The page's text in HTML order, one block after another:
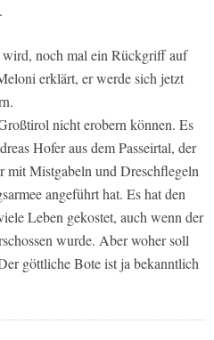
noch mal ein Rückgriff auf
erklärt, er werde sich jetzt
nicht erobern können. Es
Hofer aus dem Passeirtal, der
mit Mistgabeln und Dreschflegeln
angeführt hat. Es hat den
Leben gekostet, auch wenn der
wurde. Aber woher soll
göttliche Bote ist ja bekanntlich